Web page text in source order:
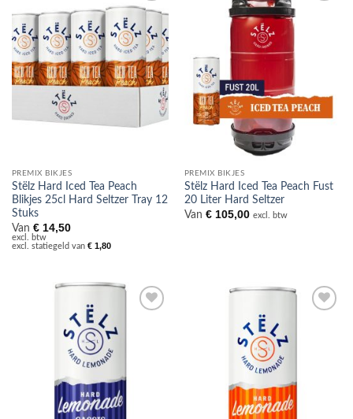
Toevoegen
aan
verlanglijst
PREMIX BIKJES
Stëlz Hard Iced Tea Peach
Blikjes 25cl Hard Seltzer Tray 12
Stuks
Van €14,50
excl. btw
excl. statiegeld van €1,80
Toevoegen
PREMIX BIKJES
Stëlz Hard Iced Tea Peach Fust
20 Liter Hard Seltzer
Van €105,00 excl. btw